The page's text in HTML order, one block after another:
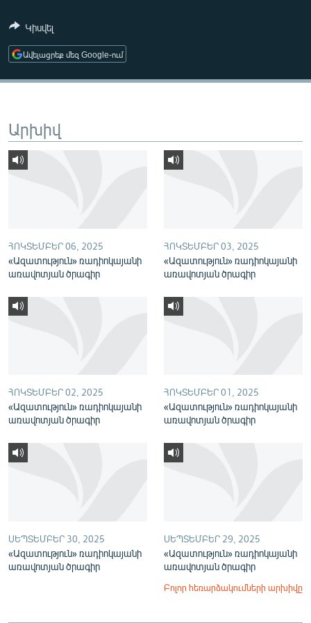
ՄՇԱԿՈՒՅԹ
ՍՊՈՐՏ
ՄԵԿՆԱԲԱՆՈՒԹՅՈՒՆ
ԿՈՐՈՆԱՎԻՐՈՒՍ
ԱՐԽԻՎ
ՓՈԴՔԱՍԹ
Հայերեն
ՀԵՏԵՎԵՔ ՄԵԶ
Կիսվել
Ավելացրեք մեզ Google-ում
Արխիվ
ՀՈԿՏԵՄԲԵՐ 06, 2025
«Ազատություն» ռադիոկայանի
առավոտյան ծրագիր
ՀՈԿՏԵՄԲԵՐ 03, 2025
«Ազատություն» ռադիոկայանի
առավոտյան ծրագիր
ՀՈԿՏԵՄԲԵՐ 02, 2025
«Ազատություն» ռադիոկայանի
առավոտյան ծրագիր
ՀՈԿՏԵՄԲԵՐ 01, 2025
«Ազատություն» ռադիոկայանի
առավոտյան ծրագիր
ՍԵՊՏԵՄԲԵՐ 30, 2025
«Ազատություն» ռադիոկայանի
առավոտյան ծրագիր
ՍԵՊՏԵՄԲԵՐ 29, 2025
«Ազատություն» ռադիոկայանի
առավոտյան ծրագիր
Բոլոր հեռարձակումների արխիվը